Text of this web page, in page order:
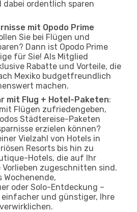
dabei ordentlich sparen
mit Opodo Prime
Sie bei Flügen und
Dann ist Opodo Prime
für Sie! Als Mitglied
Rabatte und Vorteile, die
Mexiko budgetfreundlich
machen.
mit Flug + Hotel-Paketen:
Flügen zufriedengeben,
Städtereise-Paketen
erzielen können?
Vielzahl von Hotels in
Resorts bis hin zu
Hotels, die auf Ihr
zugeschnitten sind.
Wochenende,
oder Solo-Entdeckung –
einfacher und günstiger, Ihre